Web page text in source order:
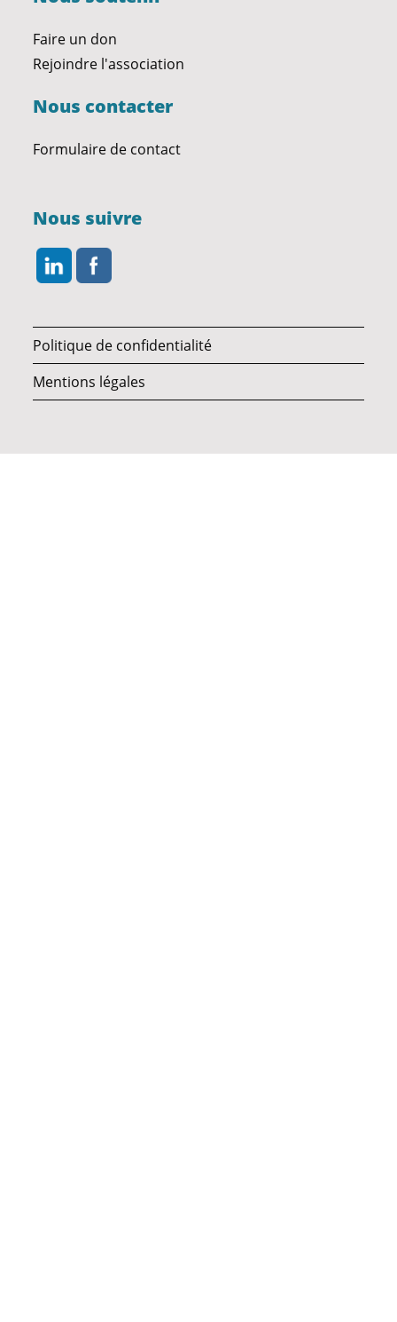
Faire un don
Rejoindre l'association
Nous contacter
Formulaire de contact
Nous suivre
Politique de confidentialité
Mentions légales